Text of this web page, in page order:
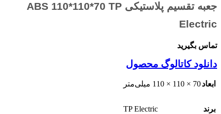
جعبه تقسیم پلاستیکی ABS 110*110*70 TP
Electric
تماس بگیرید
دانلود کاتالوگ محصول
ابعاد70 × 110 × 110 میلی‌متر
برند TP Electric